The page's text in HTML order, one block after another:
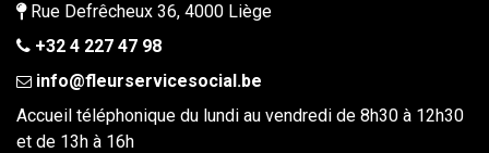
Rue Defrêcheux 36, 4000 Liège
+32 4 227 47 98
info@fleurservicesocial.be​
Accueil téléphonique du lundi au vendredi de 8h30 à 12h30
et de 13h à 16h